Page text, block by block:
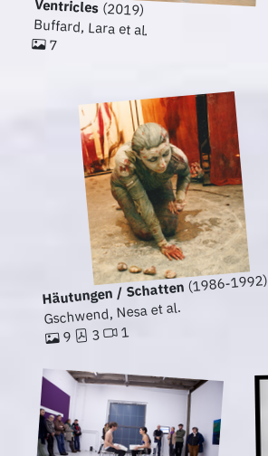
Ventricles(2019)
Buffard, Lara et al.
7
Häutungen / Schatten(1986-1992)
Gschwend, Nesa et al.
9 3 1